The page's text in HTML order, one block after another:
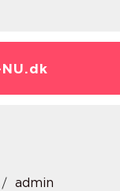
dk
admin